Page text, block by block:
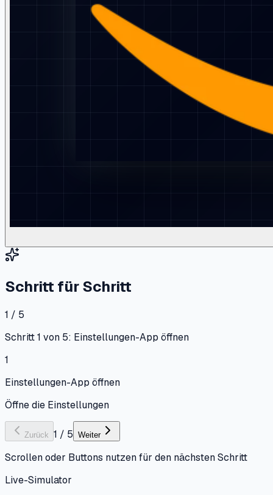
Schritt für Schritt
1 / 5
Schritt 1 von 5: Einstellungen-App öffnen
1
Einstellungen-App öffnen
Öffne die Einstellungen
Zurück 1 / 5 Weiter
Scrollen oder Buttons nutzen für den nächsten Schritt
Live-Simulator